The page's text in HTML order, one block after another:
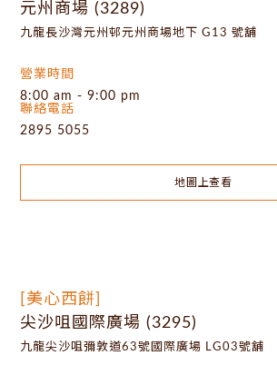
元州商場 (3289)
九龍長沙灣元州邨元州商場地下 G13 號舖
營業時間
8:00 am - 9:00 pm
聯絡電話
2895 5055
地圖上查看
[美心西餅]
尖沙咀國際廣場 (3295)
九龍尖沙咀彌敦道63號國際廣場 LG03號舖